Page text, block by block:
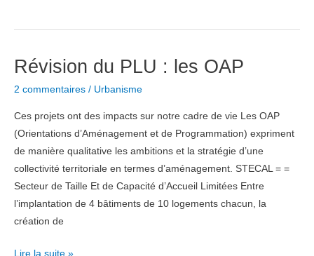
d’ASAPPE
la
PLU
Révision du PLU : les OAP
2 commentaires / Urbanisme
Ces projets ont des impacts sur notre cadre de vie Les OAP
(Orientations d’Aménagement et de Programmation) expriment
de manière qualitative les ambitions et la stratégie d’une
collectivité territoriale en termes d’aménagement. STECAL = =
Secteur de Taille Et de Capacité d’Accueil Limitées Entre
l’implantation de 4 bâtiments de 10 logements chacun, la
création de
Révision
Lire la suite »